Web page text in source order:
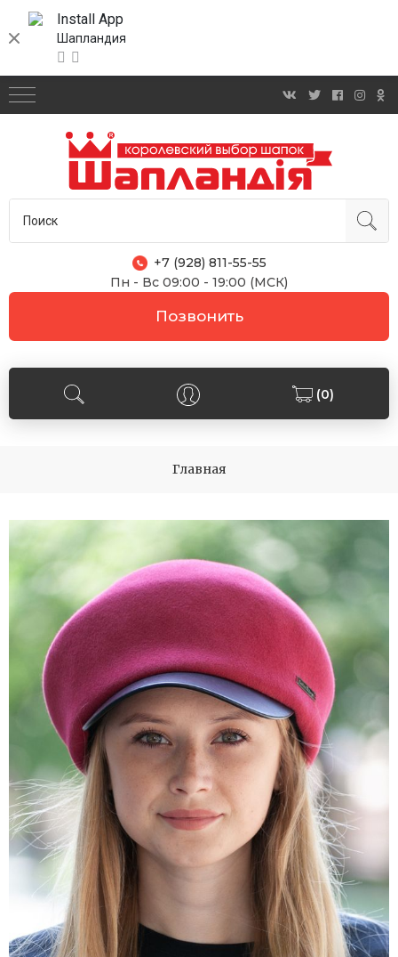
Install App
Шапландия
+7 (928) 811-55-55
Пн - Вс 09:00 - 19:00 (МСК)
Позвонить
(0)
Главная